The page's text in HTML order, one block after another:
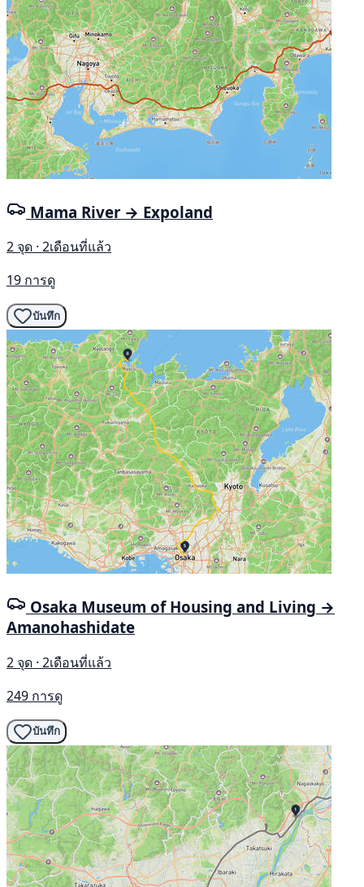
Mama River → Expoland
2 จุด · 2เดือนที่แล้ว
19 การดู
บันทึก
Osaka Museum of Housing and Living →
Amanohashidate
2 จุด · 2เดือนที่แล้ว
249 การดู
บันทึก